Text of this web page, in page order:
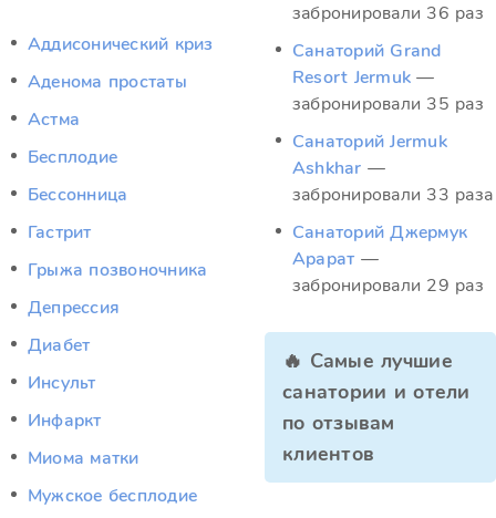
Аддисонический криз
Аденома простаты
Астма
Бесплодие
Бессонница
Гастрит
Грыжа позвоночника
Депрессия
Диабет
Инсульт
Инфаркт
Миома матки
Мужское бесплодие
забронировали 36 раз
Санаторий Grand
Resort Jermuk —
забронировали 35 раз
Санаторий Jermuk
Ashkhar —
забронировали 33 раза
Санаторий Джермук
Арарат —
забронировали 29 раз
🔥 Самые лучшие
санатории и отели
по отзывам
клиентов